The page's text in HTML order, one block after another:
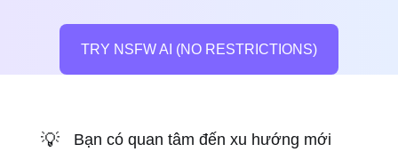
TRY NSFW AI (NO RESTRICTIONS)
💡
Bạn có quan tâm đến xu hướng mới